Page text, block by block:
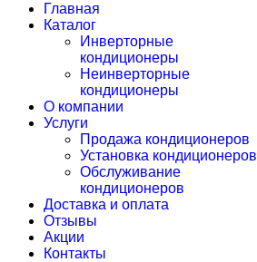
Главная
Каталог
Инверторные
кондиционеры
Неинверторные
кондиционеры
О компании
Услуги
Продажа кондиционеров
Установка кондиционеров
Обслуживание
кондиционеров
Доставка и оплата
Отзывы
Акции
Контакты